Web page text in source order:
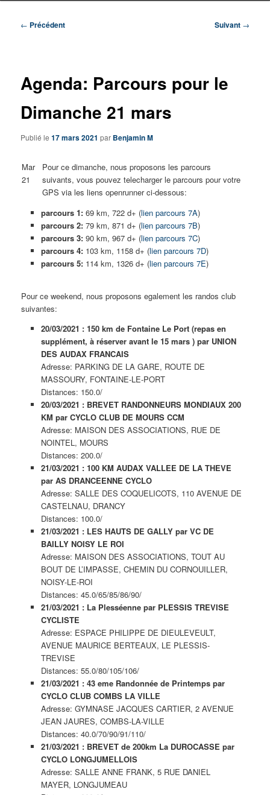
Navigation
← Précédent Suivant →
Agenda: Parcours pour le
Dimanche 21 mars
Publié le17 mars 2021 par Benjamin M
Mar
21
Pour ce dimanche, nous proposons les parcours
suivants, vous pouvez telecharger le parcours pour votre
GPS via les liens openrunner ci-dessous:
parcours 1:69 km, 722 d+ (lien parcours 7A)
parcours 2:79 km, 871 d+ (lien parcours 7B)
parcours 3:90 km, 967 d+ (lien parcours 7C)
parcours 4:103 km, 1158 d+ (lien parcours 7D)
parcours 5:114 km, 1326 d+ (lien parcours 7E)
Pour ce weekend, nous proposons egalement les randos club
suivantes:
20/03/2021 : 150 km de Fontaine Le Port (repas en
supplément, à réserver avant le 15 mars ) par UNION
DES AUDAX FRANCAIS
Adresse: PARKING DE LA GARE, ROUTE DE
MASSOURY, FONTAINE-LE-PORT
Distances: 150.0/
20/03/2021 : BREVET RANDONNEURS MONDIAUX 200
KM par CYCLO CLUB DE MOURS CCM
Adresse: MAISON DES ASSOCIATIONS, RUE DE
NOINTEL, MOURS
Distances: 200.0/
21/03/2021 : 100 KM AUDAX VALLEE DE LA THEVE
par AS DRANCEENNE CYCLO
Adresse: SALLE DES COQUELICOTS, 110 AVENUE DE
CASTELNAU, DRANCY
Distances: 100.0/
21/03/2021 : LES HAUTS DE GALLY par VC DE
BAILLY NOISY LE ROI
Adresse: MAISON DES ASSOCIATIONS, TOUT AU
BOUT DE L’IMPASSE, CHEMIN DU CORNOUILLER,
NOISY-LE-ROI
Distances: 45.0/65/85/86/90/
21/03/2021 : La Plesséenne par PLESSIS TREVISE
CYCLISTE
Adresse: ESPACE PHILIPPE DE DIEULEVEULT,
AVENUE MAURICE BERTEAUX, LE PLESSIS-
TREVISE
Distances: 55.0/80/105/106/
21/03/2021 : 43 eme Randonnée de Printemps par
CYCLO CLUB COMBS LA VILLE
Adresse: GYMNASE JACQUES CARTIER, 2 AVENUE
JEAN JAURES, COMBS-LA-VILLE
Distances: 40.0/70/90/91/110/
21/03/2021 : BREVET de 200km La DUROCASSE par
CYCLO LONGJUMELLOIS
Adresse: SALLE ANNE FRANK, 5 RUE DANIEL
MAYER, LONGJUMEAU